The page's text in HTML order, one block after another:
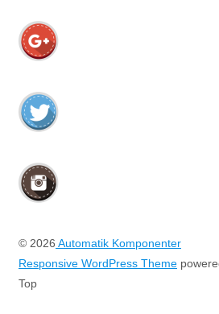
© 2026 Automatik Komponenter
Responsive WordPress Theme
Top